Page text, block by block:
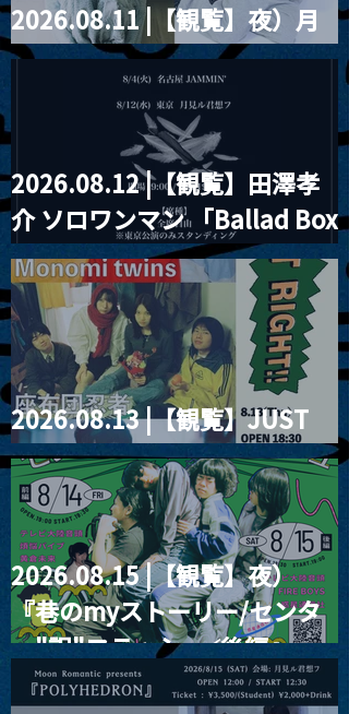
2026.08.11 |【観覧】夜）月
見ル君想フpre. Sugar Shock
2026.08.12 |【観覧】田澤孝
介 ソロワンマン 「Ballad Box
2026」
2026.08.13 |【観覧】JUST
RIGHT!! vol.26
2026.08.15 |【観覧】夜）
『巷のmyストーリー/センタ
ー"訳"フラッシュ⚡️後編』